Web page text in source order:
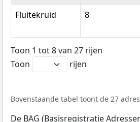
Fluitekruid 8
Toon 1 tot 8 van 27 rijen
Toon
rijen
Bovenstaande tabel toont de 27
De BAG (Basisregistratie